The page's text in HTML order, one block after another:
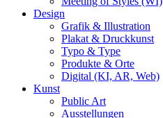
Design
Grafik & Illustration
Plakat & Druckkunst
Typo & Type
Produkte & Orte
Digital (KI, AR, Web)
Kunst
Public Art
Ausstellungen